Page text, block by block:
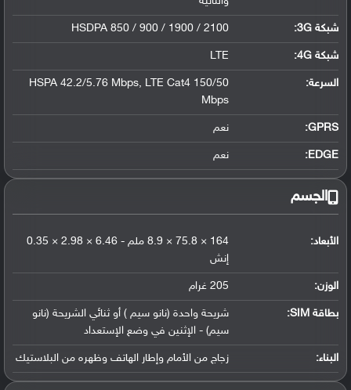
شبكة 3G :
HSDPA 850 / 900 / 1900 / 2100
شبكة 4G :
LTE
السرعة:
HSPA 42.2/5.76 Mbps, LTE Cat4 150/50
Mbps
GPRS: نعم
EDGE: نعم
الجسم
الأبعاد:
164 × 75.8 × 8.9 ملم - 6.46 × 2.98 × 0.35
إنش
الوزن: 205 غرام
بطاقة SIM:
شريحة واحدة (نانو سيم ) أو ثنائي الشريحة (نانو
سيم) - الإثنين في وضع الإستعداد
البناء: زجاج من الأمام وإطار الهاتف وظهره من البلاستيك